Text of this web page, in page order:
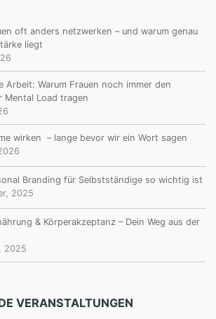
oft anders netzwerken – und warum genau
liegt
Arbeit: Warum Frauen noch immer den
Mental Load tragen
wirken – lange bevor wir ein Wort sagen
Branding für Selbstständige so wichtig ist
2025
& Körperakzeptanz – Dein Weg aus der
2025
VERANSTALTUNGEN